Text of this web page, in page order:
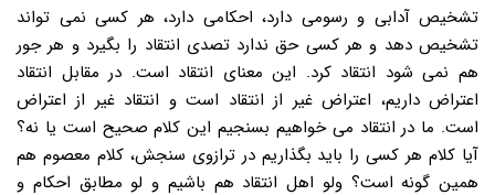
تشخیص آدابی و رسومی دارد، احکامی دارد، هر کسی نمی تواند
تشخیص دهد و هر کسی حق ندارد تصدی انتقاد را بگیرد و هر جور
هم نمی شود انتقاد کرد. این معنای انتقاد است. در مقابل انتقاد
اعتراض داریم، اعتراض غیر از انتقاد است و انتقاد غیر از اعتراض
است. ما در انتقاد می خواهیم بسنجیم این کلام صحیح است یا نه؟
آیا کلام هر کسی را باید بگذاریم در ترازوی سنجش، کلام معصوم هم
همین گونه است؟ ولو اهل انتقاد هم باشیم و لو مطابق احکام و